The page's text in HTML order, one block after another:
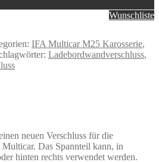
Wunschliste
IFA Multicar M25 Karosserie,
Ladebordwandverschluss,
neuen Verschluss für die
Das Spannteil kann, in
hinten rechts verwendet werden.